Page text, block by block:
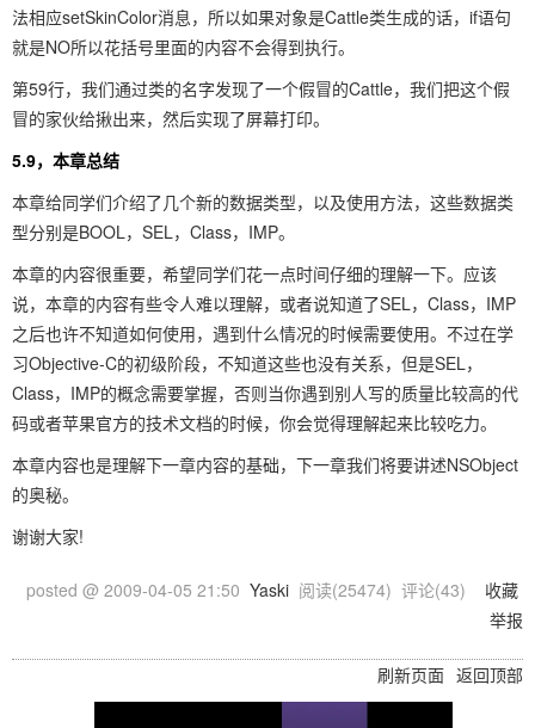
法相应setSkinColor消息，所以如果对象是Cattle类生成的话，if语句
就是NO所以花括号里面的内容不会得到执行。
第59行，我们通过类的名字发现了一个假冒的Cattle，我们把这个假
冒的家伙给揪出来，然后实现了屏幕打印。
5.9，本章总结
本章给同学们介绍了几个新的数据类型，以及使用方法，这些数据类
型分别是BOOL，SEL，Class，IMP。
本章的内容很重要，希望同学们花一点时间仔细的理解一下。应该
说，本章的内容有些令人难以理解，或者说知道了SEL，Class，IMP
之后也许不知道如何使用，遇到什么情况的时候需要使用。不过在学
习Objective-C的初级阶段，不知道这些也没有关系，但是SEL，
Class，IMP的概念需要掌握，否则当你遇到别人写的质量比较高的代
码或者苹果官方的技术文档的时候，你会觉得理解起来比较吃力。
本章内容也是理解下一章内容的基础，下一章我们将要讲述NSObject
的奥秘。
谢谢大家!
posted @ 2009-04-05 21:50 Yaski 阅读(25474) 评论(43) 收藏
举报
刷新页面 返回顶部